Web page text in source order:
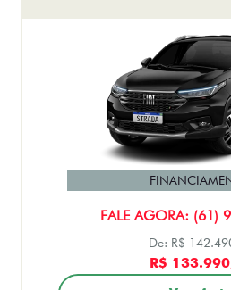
FALE AGORA: (61)
De: R$
R$